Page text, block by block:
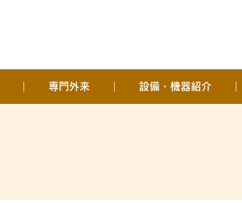
専門外来 設備・機器紹介